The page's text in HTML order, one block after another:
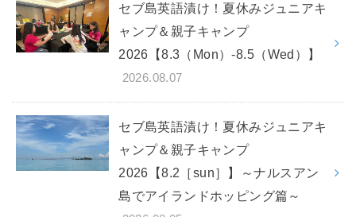
セブ島英語漬け！夏休みジュニアキ
ャンプ＆親子キャンプ
2026【8.3（Mon）-8.5（Wed）】
2026.08.07
セブ島英語漬け！夏休みジュニアキ
ャンプ＆親子キャンプ
2026【8.2［sun］】～ナルスアン
島でアイランドホッピング篇～